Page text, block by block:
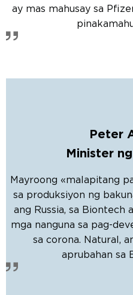
ay mas mahusay sa
Peter
Minister
Mayroong «malapitang
sa produksiyon ng
ang Russia, sa Biontech
mga nanguna sa pag-
sa corona. Natural,
aprubahan sa